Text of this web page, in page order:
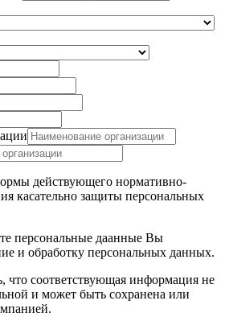
действующего нормативно-
касательно защиты персональных
персональные даанные Вы
и обработку персональных данных.
что соответствующая информация не
и может быть сохранена или